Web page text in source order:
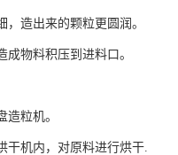
，造出来的颗粒更圆润。
成物料积压到进料口。
造粒机。
干机内，对原料进行烘干.